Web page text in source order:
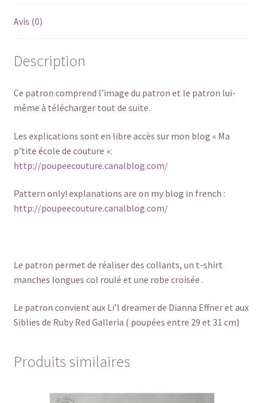
Avis (0)
Description
Ce patron comprend l’image du patron et le patron lui-
même à télécharger tout de suite.
Les explications sont en libre accès sur mon blog « Ma
p’tite école de couture »:
http://poupeecouture.canalblog.com/
Pattern only! explanations are on my blog in french :
http://poupeecouture.canalblog.com/
Le patron permet de réaliser des collants, un t-shirt
manches longues col roulé et une robe croisée .
Le patron convient aux Li’l dreamer de Dianna Effner et aux
Siblies de Ruby Red Galleria ( poupées entre 29 et 31 cm)
Produits similaires